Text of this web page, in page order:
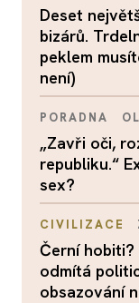
Deset
bizárů.
peklem
není)
PORADNA
„Zavři oči,
republiku.“
sex?
CIVILIZACE
Černí hobiti?
odmítá
obsazování